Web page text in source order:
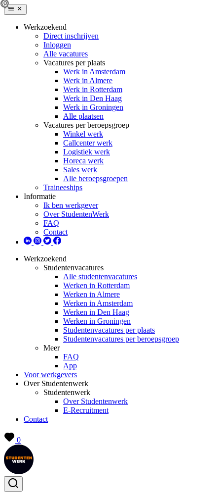
Werkzoekend
Direct inschrijven
Inloggen
Alle vacatures
Vacatures per plaats
Werk in Amsterdam
Werk in Almere
Werk in Rotterdam
Werk in Den Haag
Werk in Groningen
Alle plaatsen
Vacatures per beroepsgroep
Winkel werk
Callcenter werk
Logistiek werk
Horeca werk
Sales werk
Alle beroepsgroepen
Traineeships
Informatie
Ik ben werkgever
Over StudentenWerk
FAQ
Contact
Werkzoekend
Studentenvacatures
Alle studentenvacatures
Werken in Rotterdam
Werken in Almere
Werken in Amsterdam
Werken in Den Haag
Werken in Groningen
Studentenvacatures per plaats
Studentenvacatures per beroepsgroep
Meer
FAQ
App
Voor werkgevers
Over Studentenwerk
Studentenwerk
Over Studentenwerk
E-Recruitment
Contact
0